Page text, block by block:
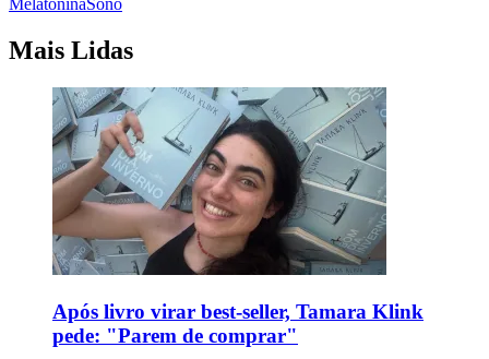
MelatoninaSono
Mais Lidas
Após livro virar best-seller, Tamara Klink
pede: "Parem de comprar"